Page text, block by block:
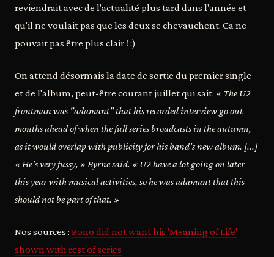
reviendrait avec de l'actualité plus tard dans l'année et
qu'il ne voulait pas que les deux se chevauchent. Ca ne
pouvait pas être plus clair ! :)
On attend désormais la date de sortie du premier single
et de l'album, peut-être courant juillet qui sait. « The U2
frontman was "adamant" that his recorded interview go out
months ahead of when the full series broadcasts in the autumn,
as it would overlap with publicity for his band's new album. [...]
« He's very fussy, » Byrne said. « U2 have a lot going on later
this year with musical activities, so he was adamant that this
should not be part of that. »
Nos sources : Bono did not want his 'Meaning of Life'
shown with rest of series